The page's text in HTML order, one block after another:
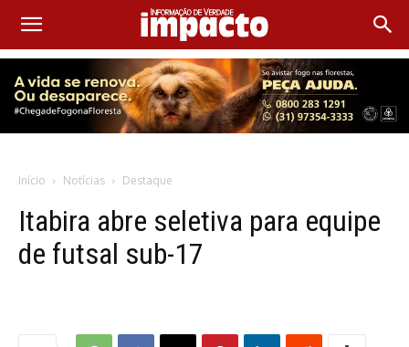
Início Notícias Destaque
Itabira abre seletiva para equipe
de futsal sub-17